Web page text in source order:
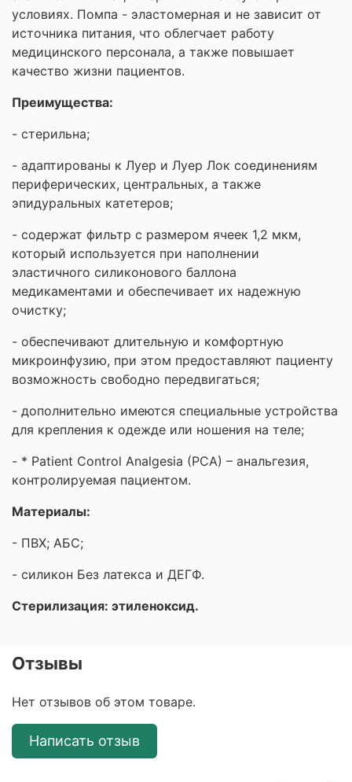
условиях. Помпа - эластомерная и не зависит от
источника питания, что облегчает работу
медицинского персонала, а также повышает
качество жизни пациентов.
Преимущества:
- стерильна;
- адаптированы к Луер и Луер Лок соединениям
периферических, центральных, а также
эпидуральных катетеров;
- содержат фильтр с размером ячеек 1,2 мкм,
который используется при наполнении
эластичного силиконового баллона
медикаментами и обеспечивает их надежную
очистку;
- обеспечивают длительную и комфортную
микроинфузию, при этом предоставляют пациенту
возможность свободно передвигаться;
- дополнительно имеются специальные устройства
для крепления к одежде или ношения на теле;
- * Patient Control Analgesia (PCA) – анальгезия,
контролируемая пациентом.
Материалы:
- ПВХ; АБС;
- силикон Без латекса и ДЕГФ.
Стерилизация: этиленоксид.
Отзывы
Нет отзывов об этом товаре.
Написать отзыв